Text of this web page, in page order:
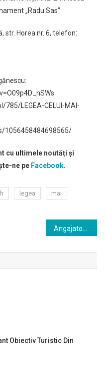
„Radu Sas”
str. Horea nr. 6, telefon:
LEGEA-CELUI-MAI-
1056458484698565/
cu ultimele noutăți și
ne pe Facebook.
legea
mai
Obiectiv Turistic Din